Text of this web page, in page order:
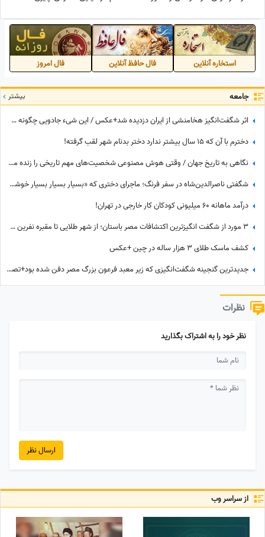
استخاره آنلاین فال حافظ آنلاین فال امروز
جامعه بیشتر
اثر شگفت‌انگیز هخامنشی از ایران دزدیده شد+عکس / این شیء جادویی چگونه سر از انگلیس درآورد؟‌
دخترم با آن که ۱۵ سال بیشتر ندارد دختر بدنام شهر لقب گرفته!
نگاهی به تاریخ جهان / وقتی هوش مصنوعی شخصیت‌های مهم تاریخی را زنده می‌کند؛ از ملکه نفرتیتی و ویکتوریا تا اسکندر مقدونی و چنگیزخان + ویدئو
شگفتی ناصرالدین‌شاه در سفر فرنگ؛ ماجرای دختری که «بسیار بسیار بسیار خوشگل» بود!
درآمد ماهانه 60 میلیونی کودکان کار خارجی در تهران!
3 مورد از شگفت انگیزترین اکتشافات مصر باستان؛ از شهر طلایی تا مقبره نفرین‌ شده
کشف ماسک طلای 3 هزار ساله در چین +عکس
جدیدترین گنجینه شگفت‌انگیزی که زیر معبد فرعون بزرگ مصر دفن شده بود+تصاویر/ معبد فراعنه بعد از هر اکتشاف حیرت‌انگیزتر میشه
نظرات
نظر خود را به اشتراک بگذارید
ارسال نظر
از سراسر وب